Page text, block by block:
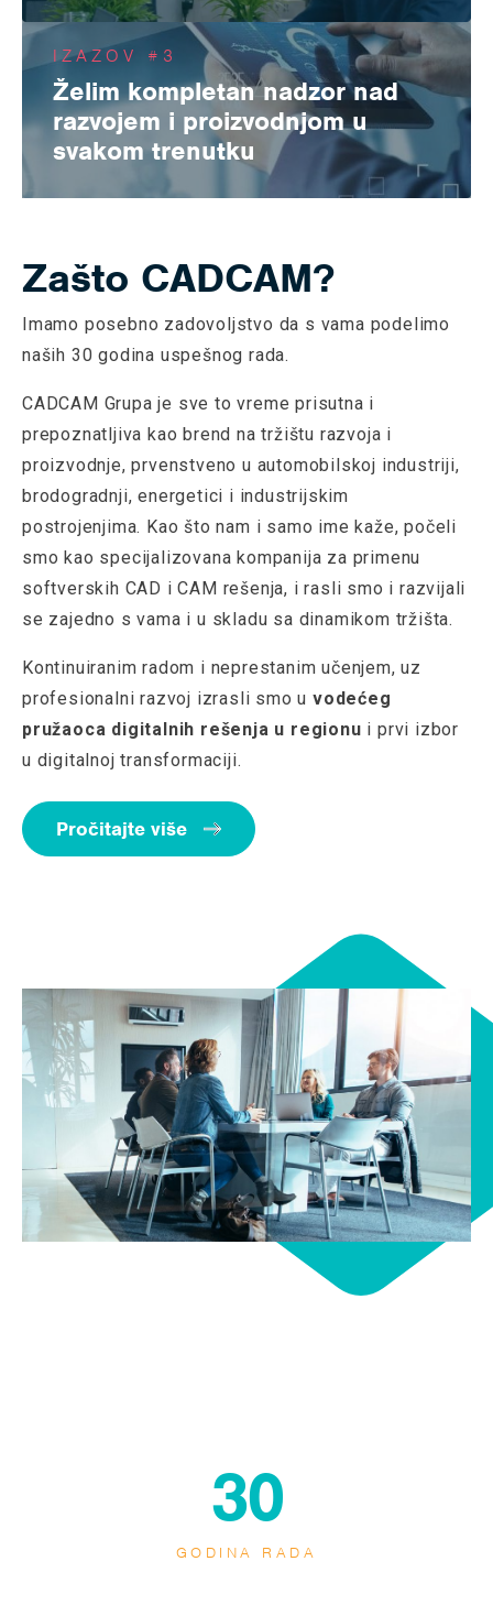
željama i potrebama vaših kupaca.
Centralno mesto za razmenu svih podataka i praćenje svih
projekata. Jednostavno, zar ne? 3DEXPERIENCE platforma
omogućava nadzor nad projektima, konstrukcijom i
proizvodnjom - od ideje do robota. Svi vaši podaci: od 3D
modela, poslovnih dokumenta i sastavnica, do svakog
zadatka i svakog člana tima. Sve digitalno, pregledno i
prilagođeno korisnicima.
IZAZOV #3
Želim kompletan nadzor nad
razvojem i proizvodnjom u
svakom trenutku
3DEXPERIENCE platforma je centralno mesto za vizuelno
proizvodnju tako da sve jedinice unutar procesa ravnomerno
i optimalno učestvuju u proizvodnom procesu. Ova vrsta
nadzora brzo se pokazuje isplativom investicijom.
Zašto CADCAM?
Imamo posebno zadovoljstvo da s vama podelimo
naših 30 godina uspešnog rada.
CADCAM Grupa je sve to vreme prisutna i
prepoznatljiva kao brend na tržištu razvoja i
proizvodnje, prvenstveno u automobilskoj industriji,
brodogradnji, energetici i industrijskim
postrojenjima. Kao što nam i samo ime kaže, počeli
smo kao specijalizovana kompanija za primenu
softverskih CAD i CAM rešenja, i rasli smo i razvijali
se zajedno s vama i u skladu sa dinamikom tržišta.
Kontinuiranim radom i neprestanim učenjem, uz
profesionalni razvoj izrasli smo uvodećeg
pružaoca digitalnih rešenja u regionu i prvi izbor
u digitalnoj transformaciji.
Pročitajte više
30
GODINA RADA